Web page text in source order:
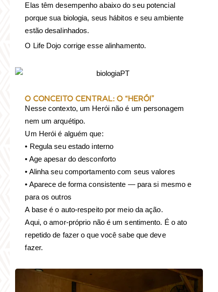
Elas têm desempenho abaixo do seu potencial
porque sua biologia, seus hábitos e seu ambiente
estão desalinhados.
O Life Dojo corrige esse alinhamento.
O CONCEITO CENTRAL: O “HERÓI”
Nesse contexto, um Herói não é um personagem
nem um arquétipo.
Um Herói é alguém que:
• Regula seu estado interno
• Age apesar do desconforto
• Alinha seu comportamento com seus valores
• Aparece de forma consistente — para si mesmo e
para os outros
A base é o auto-respeito por meio da ação.
Aqui, o amor-próprio não é um sentimento. É o ato
repetido de fazer o que você sabe que deve
fazer.